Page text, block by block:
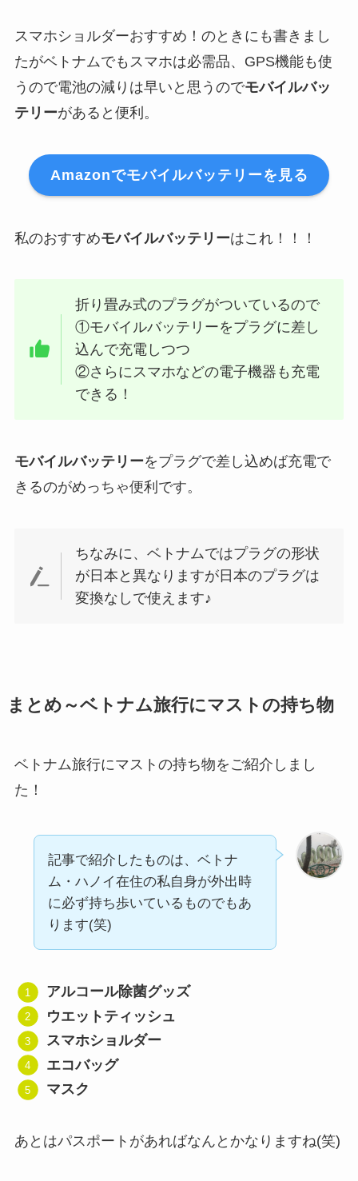
スマホショルダーおすすめ！のときにも書きまし
たがベトナムでもスマホは必需品、GPS機能も使
うので電池の減りは早いと思うのでモバイルバッ
テリーがあると便利。
Amazonでモバイルバッテリーを見る
私のおすすめモバイルバッテリーはこれ！！！
折り畳み式のプラグがついているので
①モバイルバッテリーをプラグに差し
込んで充電しつつ
②さらにスマホなどの電子機器も充電
できる！
モバイルバッテリーをプラグで差し込めば充電で
きるのがめっちゃ便利です。
ちなみに、ベトナムではプラグの形状
が日本と異なりますが日本のプラグは
変換なしで使えます♪
まとめ～ベトナム旅行にマストの持ち物
ベトナム旅行にマストの持ち物をご紹介しまし
た！
記事で紹介したものは、ベトナ
ム・ハノイ在住の私自身が外出時
に必ず持ち歩いているものでもあ
ります(笑)
アルコール除菌グッズ
ウエットティッシュ
スマホショルダー
エコバッグ
マスク
あとはパスポートがあればなんとかなりますね(笑)